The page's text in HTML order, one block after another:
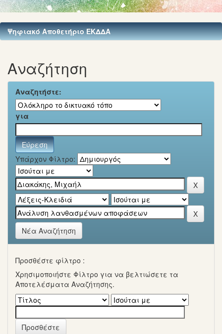
Ψηφιακό Αποθετήριο ΕΚΔΔΑ
Αναζήτηση
Αναζητήστε:
για
Υπάρχον Φίλτρο:
Νέα Αναζήτηση
Προσθέστε φίλτρο :
Χρησιμοποιήστε Φίλτρο για να βελτιώσετε τα
Αποτελέσματα Αναζήτησης.